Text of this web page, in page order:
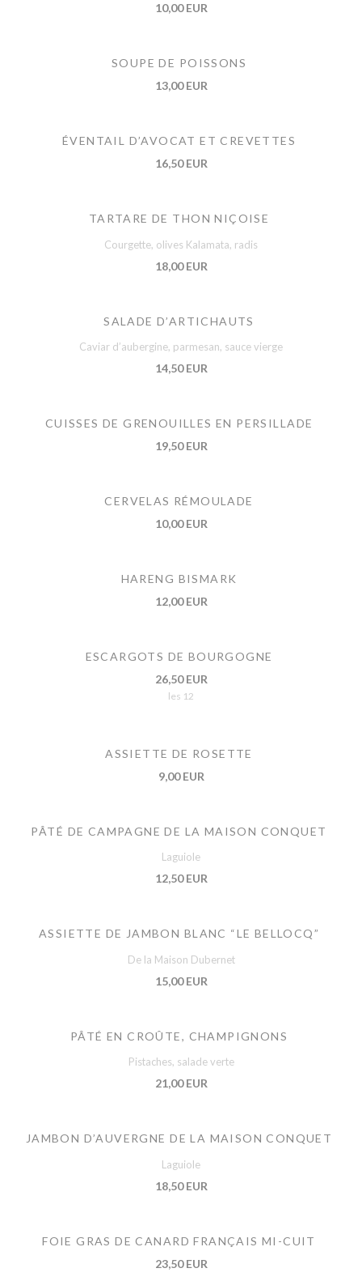
10,00 EUR
SOUPE DE POISSONS
13,00 EUR
ÉVENTAIL D’AVOCAT ET CREVETTES
16,50 EUR
TARTARE DE THON NIÇOISE
Courgette, olives Kalamata, radis
18,00 EUR
SALADE D’ARTICHAUTS
Caviar d’aubergine, parmesan, sauce vierge
14,50 EUR
CUISSES DE GRENOUILLES EN PERSILLADE
19,50 EUR
CERVELAS RÉMOULADE
10,00 EUR
HARENG BISMARK
12,00 EUR
ESCARGOTS DE BOURGOGNE
26,50 EUR
les 12
ASSIETTE DE ROSETTE
9,00 EUR
PÂTÉ DE CAMPAGNE DE LA MAISON CONQUET
Laguiole
12,50 EUR
ASSIETTE DE JAMBON BLANC “LE BELLOCQ”
De la Maison Dubernet
15,00 EUR
PÂTÉ EN CROÛTE, CHAMPIGNONS
Pistaches, salade verte
21,00 EUR
JAMBON D’AUVERGNE DE LA MAISON CONQUET
Laguiole
18,50 EUR
FOIE GRAS DE CANARD FRANÇAIS MI-CUIT
23,50 EUR